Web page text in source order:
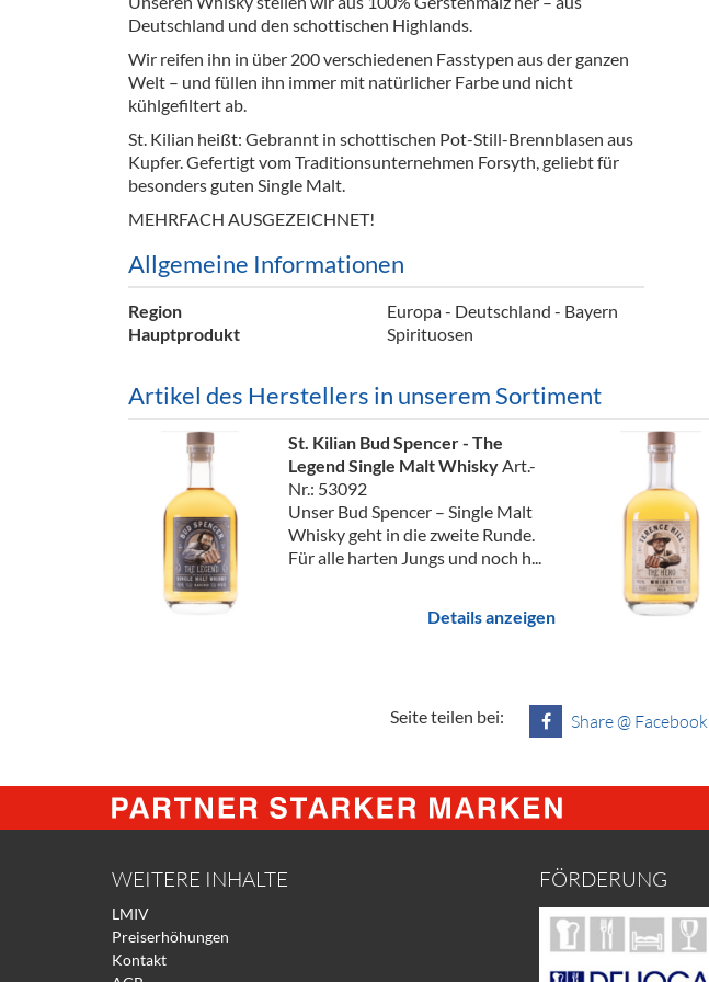
Barzubehör
Equipment
Ausschankwagen
Gläser
Kühlanhänger
Theken + Zubehör
Hygieneartikel & Desinfektion
Deutschland und den schottischen Highlands.
Wir reifen ihn in über 200 verschiedenen Fasstypen aus der ganzen
Welt – und füllen ihn immer mit natürlicher Farbe und nicht
kühlgefiltert ab.
St. Kilian heißt: Gebrannt in schottischen Pot-Still-Brennblasen aus
Kupfer. Gefertigt vom Traditionsunternehmen Forsyth, geliebt für
besonders guten Single Malt.
MEHRFACH AUSGEZEICHNET!
Allgemeine Informationen
Region
Europa - Deutschland - Bayern
Hauptprodukt
Spirituosen
Artikel des Herstellers in unserem Sortiment
St. Kilian Bud Spencer - The
Legend Single Malt WhiskyArt.-
Nr.: 53092
Unser Bud Spencer – Single Malt
Whisky geht in die zweite Runde.
Für alle harten Jungs und noch h...
Details anzeigen
Seite teilen bei: Share @ Facebook
WEITERE INHALTE
LMIV
Preiserhöhungen
Kontakt
FÖRDERUNG